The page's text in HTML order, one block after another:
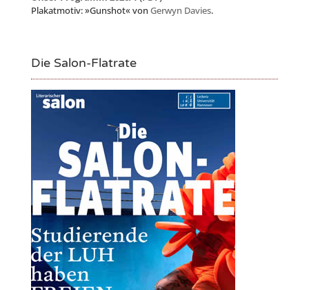
Plakatmotiv: »Gunshot« von Gerwyn Davies.
Die Salon-Flatrate